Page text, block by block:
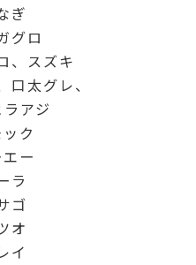
ぎ
グロ
、スズキ
口太グレ、
アジ
ク
ー
ラ
ゴ
オ
イ